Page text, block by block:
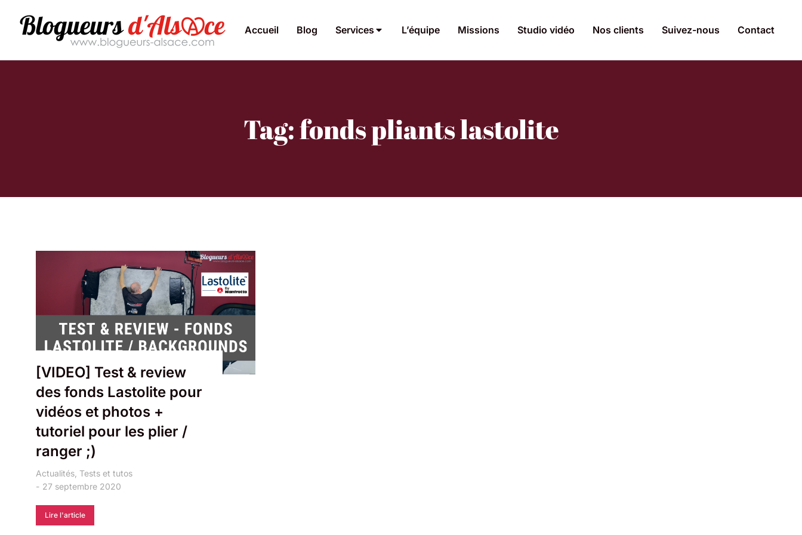
Accueil Blog Services L’équipe Missions Studio vidéo Nos clients Suivez-nous Contact
Tag: fonds pliants lastolite
[VIDEO] Test & review
des fonds Lastolite pour
vidéos et photos +
tutoriel pour les plier /
ranger ;)
Actualités Tests et tutos
27 septembre 2020
Lire l'article